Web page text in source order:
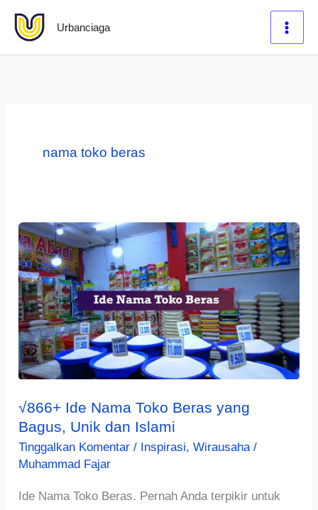
Lewati
konten
Urbanciaga
nama toko beras
√866+ Ide Nama Toko Beras yang
Bagus, Unik dan Islami
Tinggalkan Komentar / Inspirasi,Wirausaha /
Muhammad Fajar
Ide Nama Toko Beras. Pernah Anda terpikir untuk